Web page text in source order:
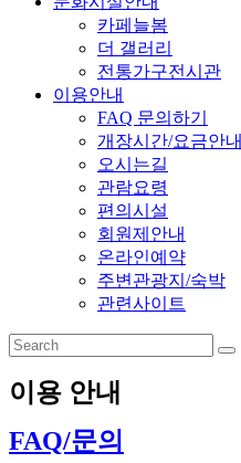
카페늘봄
더 갤러리
전통가구전시관
이용안내
FAQ 문의하기
개장시간/요금안내
오시는길
관람요령
편의시설
회원제안내
온라인예약
주변관광지/숙박
관련사이트
이용 안내
FAQ/문의